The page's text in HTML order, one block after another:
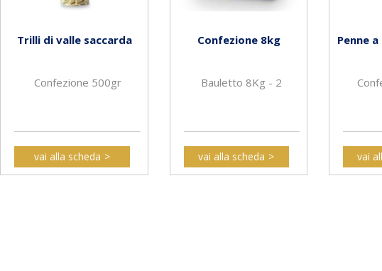
Trilli di valle saccarda
Confezione 500gr
vai alla scheda
Confezione 8kg
Bauletto 8Kg - 2
vai alla scheda
Penne
vai